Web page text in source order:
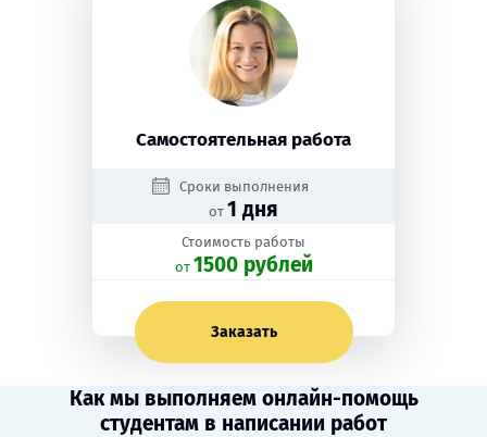
Самостоятельная работа
Сроки выполнения
от 1 дня
Стоимость работы
oт 1500 рублей
Заказать
Как мы выполняем онлайн-помощь
студентам в написании работ